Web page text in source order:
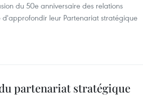
du 50e anniversaire des relations
leur Partenariat stratégique
partenariat stratégique